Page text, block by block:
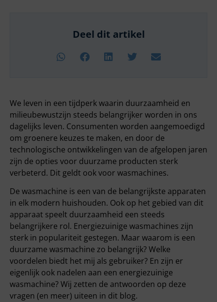
Deel dit artikel
We leven in een tijdperk waarin duurzaamheid en
milieubewustzijn steeds belangrijker worden in ons
dagelijks leven. Consumenten worden aangemoedigd
om groenere keuzes te maken, en door de
technologische ontwikkelingen van de afgelopen jaren
zijn de opties voor duurzame producten sterk
verbeterd. Dit geldt ook voor wasmachines.
De wasmachine is een van de belangrijkste apparaten
in elk modern huishouden. Ook op het gebied van dit
apparaat speelt duurzaamheid een steeds
belangrijkere rol. Energiezuinige wasmachines zijn
sterk in populariteit gestegen. Maar waarom is een
duurzame wasmachine zo belangrijk? Welke
voordelen biedt het mij als gebruiker? En zijn er
eigenlijk ook nadelen aan een energiezuinige
wasmachine? Wij zetten de antwoorden op deze
vragen (en meer) uiteen in dit blog.